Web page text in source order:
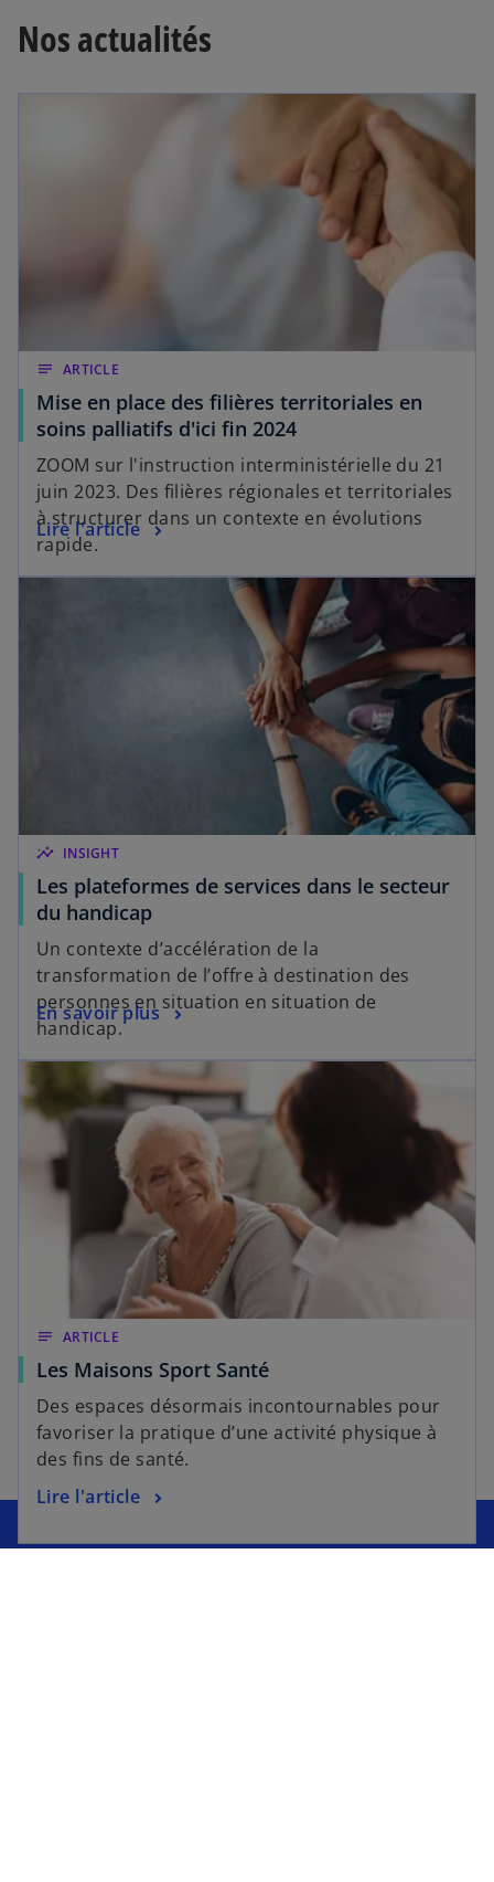
Nos actualités
notes ARTICLE
Mise en place des filières territoriales en
soins palliatifs d'ici fin 2024
ZOOM sur l'instruction interministérielle du 21
juin 2023. Des filières régionales et territoriales
à structurer dans un contexte en évolutions
rapide.
Lire l'article
insights INSIGHT
Les plateformes de services dans le secteur
du handicap
Un contexte d’accélération de la
transformation de l’offre à destination des
personnes en situation en situation de
handicap.
En savoir plus
notes ARTICLE
Les Maisons Sport Santé
Des espaces désormais incontournables pour
favoriser la pratique d’une activité physique à
des fins de santé.
Lire l'article